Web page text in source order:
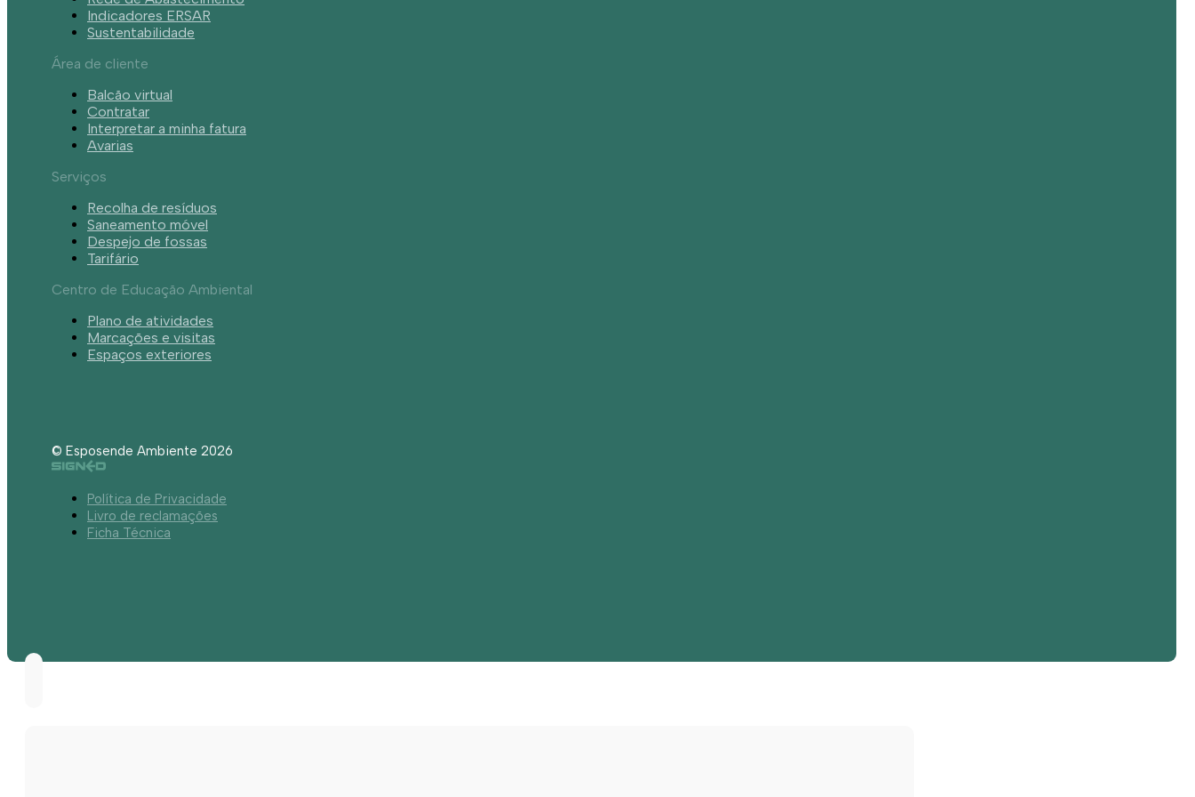
Indicadores ERSAR
Sustentabilidade
Área de cliente
Balcão virtual
Contratar
Interpretar a minha fatura
Avarias
Serviços
Recolha de resíduos
Saneamento móvel
Despejo de fossas
Tarifário
Centro de Educação Ambiental
Plano de atividades
Marcações e visitas
Espaços exteriores
© Esposende Ambiente 2026
Política de Privacidade
Livro de reclamações
Ficha Técnica